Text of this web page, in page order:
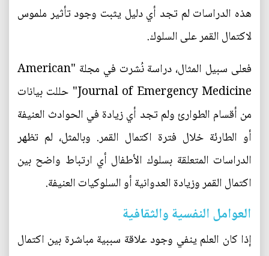
هذه الدراسات لم تجد أي دليل يثبت وجود تأثير ملموس
لاكتمال القمر على السلوك.
فعلى سبيل المثال، دراسة نُشرت في مجلة "American
Journal of Emergency Medicine" حللت بيانات
من أقسام الطوارئ ولم تجد أي زيادة في الحوادث العنيفة
أو الطارئة خلال فترة اكتمال القمر. وبالمثل، لم تظهر
الدراسات المتعلقة بسلوك الأطفال أي ارتباط واضح بين
اكتمال القمر وزيادة العدوانية أو السلوكيات العنيفة.
العوامل النفسية والثقافية
إذا كان العلم ينفي وجود علاقة سببية مباشرة بين اكتمال